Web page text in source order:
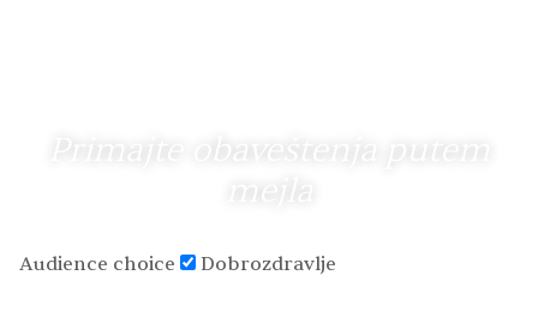
Audience choice Dobrozdravlje